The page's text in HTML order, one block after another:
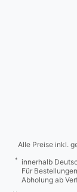
Alle Preise inkl.
*
innerhalb
Für
Abholung ab